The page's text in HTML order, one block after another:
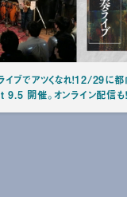
イブでアツくなれ！12/29
開催。オンライン配信も！